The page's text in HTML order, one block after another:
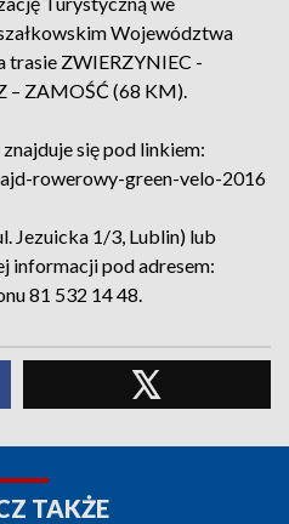
Województwa
trasie ZWIERZYNIEC -
– ZAMOŚĆ (68 KM).
się pod linkiem:
rowerowy-green-velo-2016
Jezuicka 1/3, Lublin) lub
informacji pod adresem:
81 532 14 48.
TAKŻE